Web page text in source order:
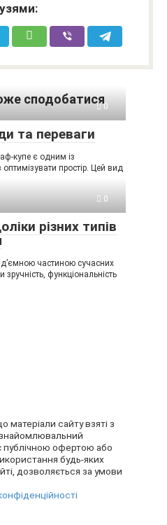
сподобатися0
та переваги
купе є одним із
простір. Цей вид
0
різних типів
частиною сучасних
функціональність
матеріали сайту взяті з
публічною офертою або
будь-яких
дозволяється за умови